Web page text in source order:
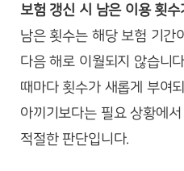
보험 갱신 시 남은 이용 횟
남은 횟수는 해당 보험 기간
다음 해로 이월되지 않습니
때마다 횟수가 새롭게 부여
아끼기보다는 필요 상황에
적절한 판단입니다.